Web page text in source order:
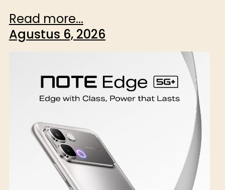
Read more...
Agustus 6, 2026